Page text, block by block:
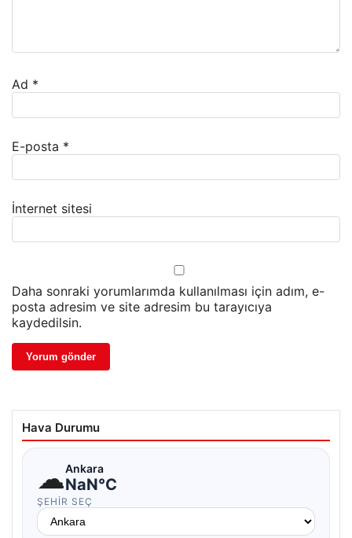
Ad *
E-posta *
İnternet sitesi
Daha sonraki yorumlarımda kullanılması için adım, e-
posta adresim ve site adresim bu tarayıcıya
kaydedilsin.
Hava Durumu
☁Ankara
NaN°C
ŞEHIR SEÇ